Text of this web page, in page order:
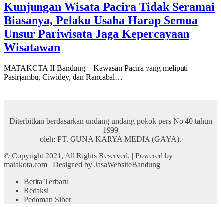
Kunjungan Wisata Pacira Tidak Seramai
Biasanya, Pelaku Usaha Harap Semua
Unsur Pariwisata Jaga Kepercayaan
Wisatawan
MATAKOTA II Bandung – Kawasan Pacira yang meliputi
Pasirjambu, Ciwidey, dan Rancabal…
Diterbitkan berdasarkan undang-undang pokok pers No 40 tahun
1999
oleh: PT. GUNA KARYA MEDIA (GAYA).
© Copyright 2021, All Rights Reserved. | Powered by
matakota.com | Designed by JasaWebsiteBandung
Berita Terbaru
Redaksi
Pedoman Siber